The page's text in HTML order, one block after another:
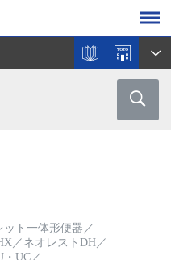
ト一体形便器 ／
／ ネオレストDH／
・UC／